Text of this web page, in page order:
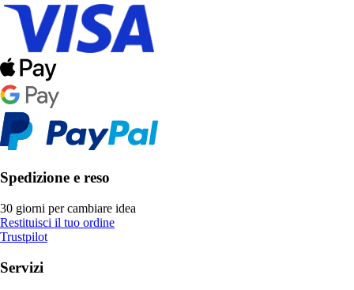
Spedizione e reso
30 giorni per cambiare idea
Restituisci il tuo ordine
Trustpilot
Servizi